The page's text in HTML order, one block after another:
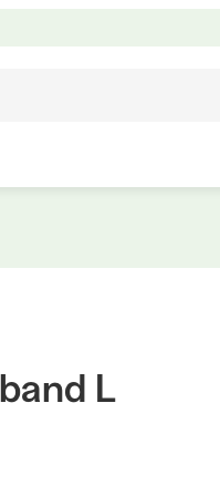
L